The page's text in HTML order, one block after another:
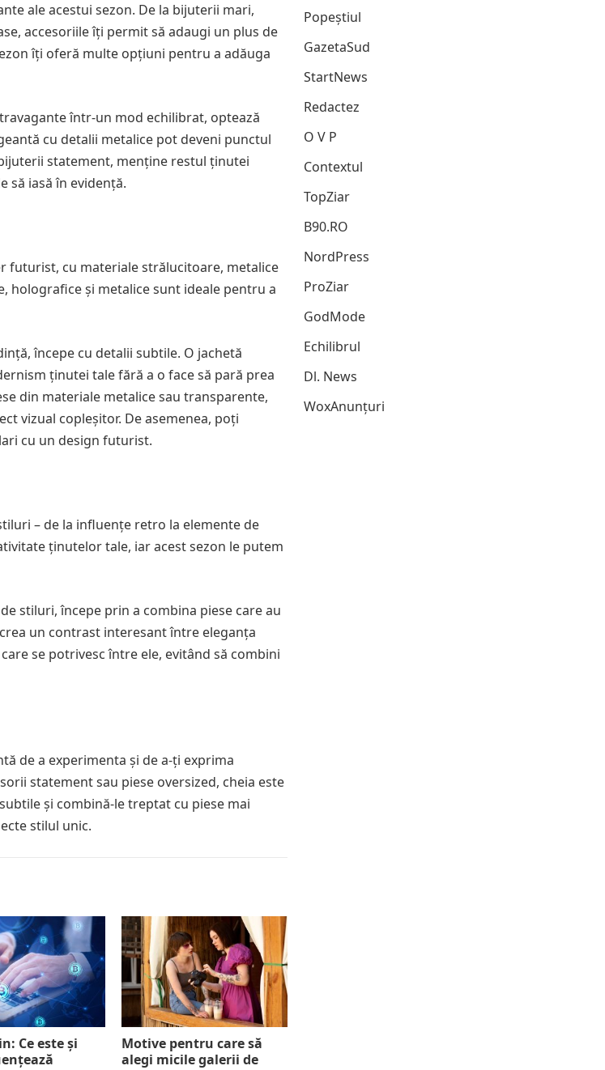
ale acestui sezon. De la bijuterii mari,
accesoriile îți permit să adaugi un plus de
îți oferă multe opțiuni pentru a adăuga
într-un mod echilibrat, optează
cu detalii metalice pot deveni punctul
statement, menține restul ținutei
să iasă în evidență.
futurist, cu materiale strălucitoare, metalice
holografice și metalice sunt ideale pentru a
începe cu detalii subtile. O jachetă
ținutei tale fără a o face să pară prea
din materiale metalice sau transparente,
vizual copleșitor. De asemenea, poți
cu un design futurist.
– de la influențe retro la elemente de
ținutelor tale, iar acest sezon le putem
stiluri, începe prin a combina piese care au
un contrast interesant între eleganța
se potrivesc între ele, evitând să combini
de a experimenta și de a-ți exprima
statement sau piese oversized, cheia este
și combină-le treptat cu piese mai
stilul unic.
Ce este și
Motive pentru care să
alegi micile galerii de
Popeștiul
GazetaSud
StartNews
Redactez
O V P
Contextul
TopZiar
B90.RO
NordPress
ProZiar
GodMode
Echilibrul
Dl. News
WoxAnunțuri